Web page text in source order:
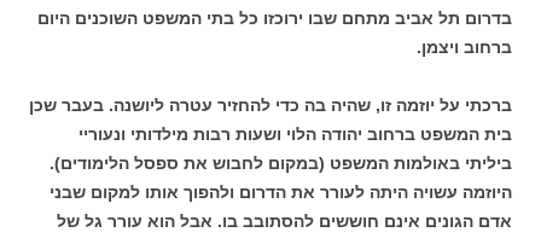
בדרום תל אביב מתחם שבו ירוכזו כל בתי המשפט השוכנים היום
ברחוב ויצמן.
ברכתי על יוזמה זו, שהיה בה כדי להחזיר עטרה ליושנה. בעבר שכן
בית המשפט ברחוב יהודה הלוי ושעות רבות מילדותי ונעוריי
ביליתי באולמות המשפט (במקום לחבוש את ספסל הלימודים).
היוזמה עשויה היתה לעורר את הדרום ולהפוך אותו למקום שבני
אדם הגונים אינם חוששים להסתובב בו. אבל הוא עורר גל של